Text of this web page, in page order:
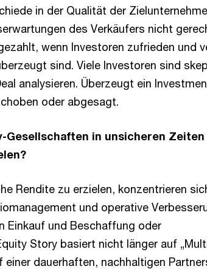
in der Qualität der
des Verkäufers nicht
wenn Investoren zufrieden und
sind. Viele Investoren sind
analysieren. Überzeugt ein
oder abgesagt.
Gesellschaften in unsicheren
Rendite zu erzielen, konzentrieren
und operative
Einkauf und Beschaffung oder
Story basiert nicht länger auf
einer dauerhaften, nachhaltigen